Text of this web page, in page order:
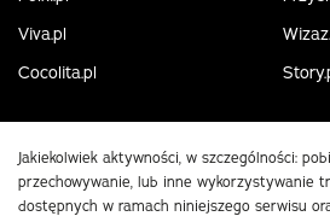
Viva.pl
Cocolita.pl
Jakiekolwiek aktywności, w szczególności:
przechowywanie, lub inne wykorzystywanie
dostępnych w ramach niniejszego serwisu